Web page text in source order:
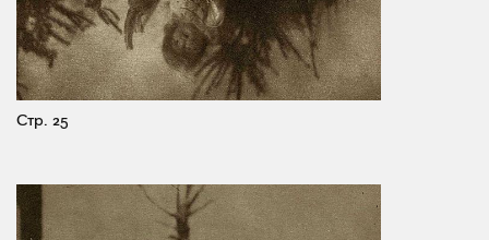
Стр. 25